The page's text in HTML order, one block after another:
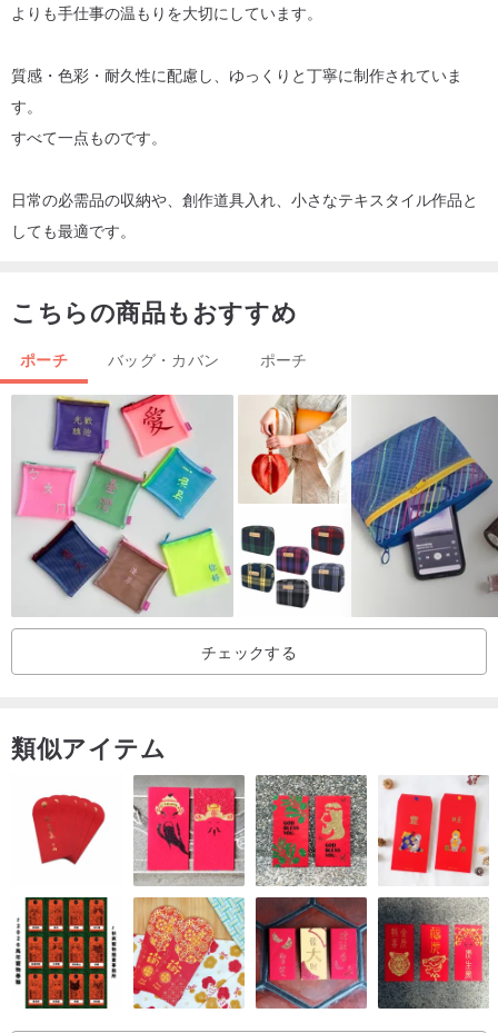
よりも手仕事の温もりを大切にしています。
質感・色彩・耐久性に配慮し、ゆっくりと丁寧に制作されていま
す。
すべて一点ものです。
日常の必需品の収納や、創作道具入れ、小さなテキスタイル作品と
しても最適です。
こちらの商品もおすすめ
ポーチ バッグ・カバン ポーチ
チェックする
類似アイテム